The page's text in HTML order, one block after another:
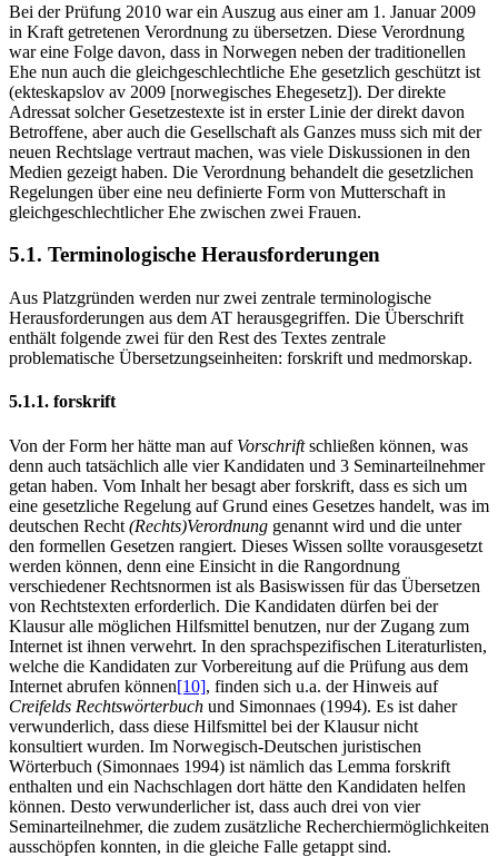
Bei der Prüfung 2010 war ein Auszug aus einer am 1. Januar 2009
in Kraft getretenen Verordnung zu übersetzen. Diese Verordnung
war eine Folge davon, dass in Norwegen neben der traditionellen
Ehe nun auch die gleichgeschlechtliche Ehe gesetzlich geschützt ist
(ekteskapslov av 2009 [norwegisches Ehegesetz]). Der direkte
Adressat solcher Gesetzestexte ist in erster Linie der direkt davon
Betroffene, aber auch die Gesellschaft als Ganzes muss sich mit der
neuen Rechtslage vertraut machen, was viele Diskussionen in den
Medien gezeigt haben. Die Verordnung behandelt die gesetzlichen
Regelungen über eine neu definierte Form von Mutterschaft in
gleichgeschlechtlicher Ehe zwischen zwei Frauen.
5.1. Terminologische Herausforderungen
Aus Platzgründen werden nur zwei zentrale terminologische
Herausforderungen aus dem AT herausgegriffen. Die Überschrift
enthält folgende zwei für den Rest des Textes zentrale
problematische Übersetzungseinheiten: forskrift und medmorskap.
5.1.1. forskrift
Von der Form her hätte man auf Vorschriftschließen können, was
denn auch tatsächlich alle vier Kandidaten und 3 Seminarteilnehmer
getan haben. Vom Inhalt her besagt aberforskrift, dass es sich um
eine gesetzliche Regelung auf Grund eines Gesetzes handelt, was im
deutschen Recht (Rechts)Verordnung genannt wird und die unter
den formellen Gesetzen rangiert. Dieses Wissen sollte vorausgesetzt
werden können, denn eine Einsicht in die Rangordnung
verschiedener Rechtsnormen ist als Basiswissen für das Übersetzen
von Rechtstexten erforderlich. Die Kandidaten dürfen bei der
Klausur alle möglichen Hilfsmittel benutzen, nur der Zugang zum
Internet ist ihnen verwehrt. In den sprachspezifischen Literaturlisten,
welche die Kandidaten zur Vorbereitung auf die Prüfung aus dem
Internet abrufen können[10], finden sich u.a. der Hinweis auf
Creifelds Rechtswörterbuch und Simonnaes (1994). Es ist daher
verwunderlich, dass diese Hilfsmittel bei der Klausur nicht
konsultiert wurden. Im Norwegisch-Deutschen juristischen
Wörterbuch (Simonnaes 1994) ist nämlich das Lemma forskrift
enthalten und ein Nachschlagen dort hätte den Kandidaten helfen
können. Desto verwunderlicher ist, dass auch drei von vier
Seminarteilnehmer, die zudem zusätzliche Recherchiermöglichkeiten
ausschöpfen konnten, in die gleiche Falle getappt sind.